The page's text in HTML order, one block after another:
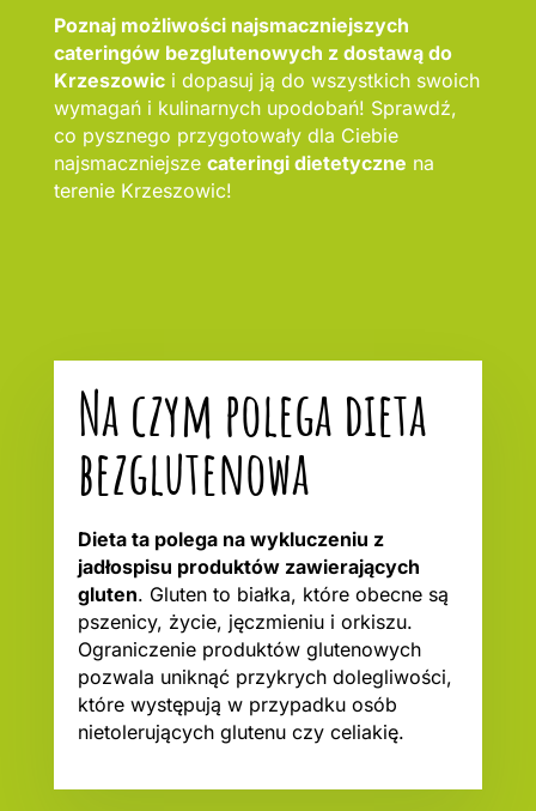
Poznaj możliwości najsmaczniejszych
cateringów bezglutenowych z dostawą do
Krzeszowici dopasuj ją do wszystkich swoich
wymagań i kulinarnych upodobań! Sprawdź,
co pysznego przygotowały dla Ciebie
najsmaczniejsze cateringi dietetyczne na
terenie Krzeszowic!
Na czym polega dieta
bezglutenowa
Dieta ta polega na wykluczeniu z
jadłospisu produktów zawierających
gluten. Gluten to białka, które obecne są
pszenicy, życie, jęczmieniu i orkiszu.
Ograniczenie produktów glutenowych
pozwala uniknąć przykrych dolegliwości,
które występują w przypadku osób
nietolerujących glutenu czy celiakię.